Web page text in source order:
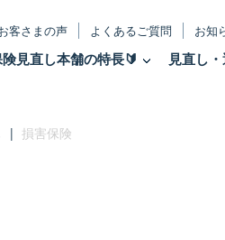
客さまの声 よくあるご質問 お知
見直し本舗の特長🔰 見直し
| 損害保険